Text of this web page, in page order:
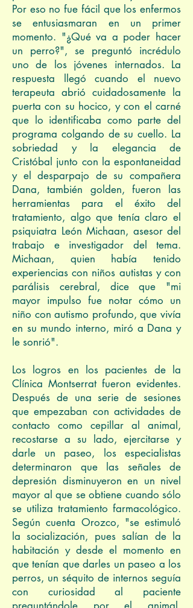
Por eso no fue fácil que los enfermos
se entusiasmaran en un primer
momento. "¿Qué va a poder hacer
un perro?", se preguntó incrédulo
uno de los jóvenes internados. La
respuesta llegó cuando el nuevo
terapeuta abrió cuidadosamente la
puerta con su hocico, y con el carné
que lo identificaba como parte del
programa colgando de su cuello. La
sobriedad y la elegancia de
Cristóbal junto con la espontaneidad
y el desparpajo de su compañera
Dana, también golden, fueron las
herramientas para el éxito del
tratamiento, algo que tenía claro el
psiquiatra León Michaan, asesor del
trabajo e investigador del tema.
Michaan, quien había tenido
experiencias con niños autistas y con
parálisis cerebral, dice que "mi
mayor impulso fue notar cómo un
niño con autismo profundo, que vivía
en su mundo interno, miró a Dana y
le sonrió".
Los logros en los pacientes de la
Clínica Montserrat fueron evidentes.
Después de una serie de sesiones
que empezaban con actividades de
contacto como cepillar al animal,
recostarse a su lado, ejercitarse y
darle un paseo, los especialistas
determinaron que las señales de
depresión disminuyeron en un nivel
mayor al que se obtiene cuando sólo
se utiliza tratamiento farmacológico.
Según cuenta Orozco, "se estimuló
la socialización, pues salían de la
habitación y desde el momento en
que tenían que darles un paseo a los
perros, un séquito de internos seguía
con curiosidad al paciente